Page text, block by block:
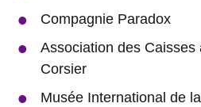
Compagnie Paradox
Association des Caisses
Corsier
Musée International de